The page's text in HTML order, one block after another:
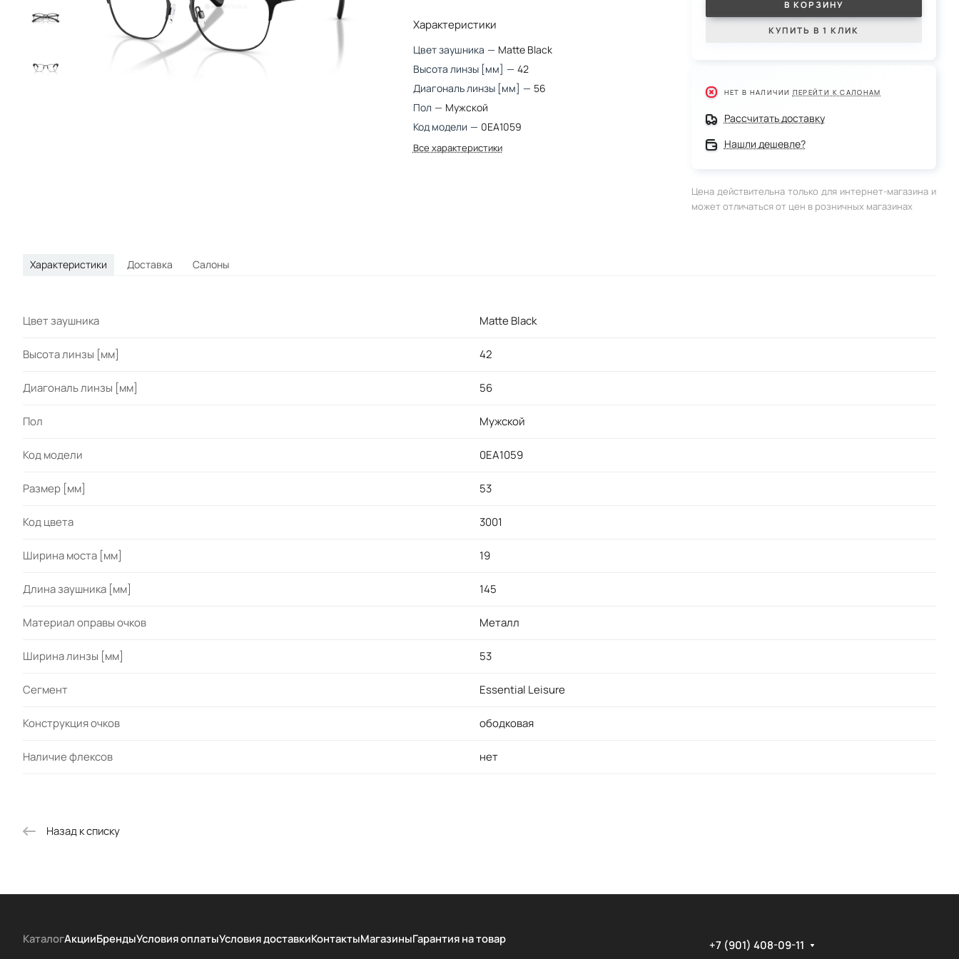
круглые
Характеристики
Цвет заушника — Matte Black
Высота линзы [мм] — 42
Диагональ линзы [мм] — 56
Пол — Мужской
Код модели — 0EA1059
Все характеристики
В КОРЗИНУ
КУПИТЬ В 1 КЛИК
НЕТ В НАЛИЧИИ ПЕРЕЙТИ К САЛОНАМ
Рассчитать доставку
Нашли дешевле?
Цена действительна только для интернет-магазина и
может отличаться от цен в розничных магазинах
Характеристики Доставка Салоны
Цвет заушника Matte Black
Высота линзы [мм] 42
Диагональ линзы [мм] 56
Пол Мужской
Код модели 0EA1059
Размер [мм] 53
Код цвета 3001
Ширина моста [мм] 19
Длина заушника [мм] 145
Материал оправы очков Металл
Ширина линзы [мм] 53
Сегмент Essential Leisure
Конструкция очков ободковая
Наличие флексов нет
Назад к списку
КаталогАкцииБрендыУсловия оплатыУсловия доставкиКонтактыМагазиныГарантия на товар +7 (901) 408-09-11